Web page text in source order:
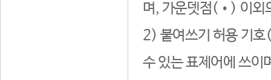
며, 가운뎃점(•) 이외
2) 붙여쓰기 허용 기호
수 있는 표제어에 쓰이